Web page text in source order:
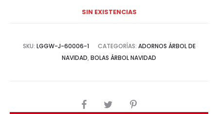
SIN EXISTENCIAS
SKU: LGGW-J-60006-1 CATEGORÍAS: ADORNOS ÁRBOL DE
NAVIDAD, BOLAS ÁRBOL NAVIDAD
COMPARTIR